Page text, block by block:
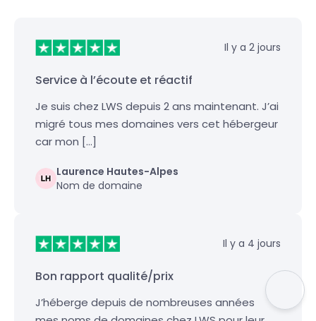
Il y a 2 jours
Service à l’écoute et réactif
Je suis chez LWS depuis 2 ans maintenant. J’ai
migré tous mes domaines vers cet hébergeur
car mon […]
Laurence Hautes-Alpes
Nom de domaine
Il y a 4 jours
Bon rapport qualité/prix
J’héberge depuis de nombreuses années